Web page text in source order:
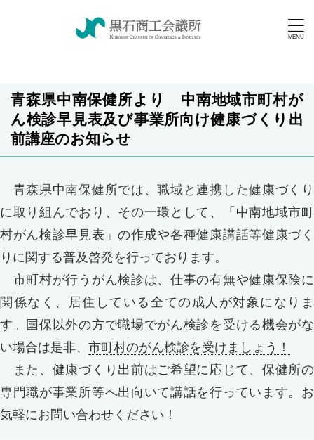
青森県中南保健所より 中南地域市町村が
ん検診早見表及び事業所向け健康づくり出
前講座のお知らせ
青森県中南保健所では、職域と連携した健康づくり
に取り組んでおり、その一環として、「中南地域市町
村がん検診早見表」の作成や各種健康講話等健康づく
りに関する普及啓発を行っております。
市町村が行うがん検診は、仕事の有無や健康保険に
関係なく、居住している全ての成人が対象になりま
す。国保以外の方で職場でがん検診を受ける機会がな
い場合は是非、 市町村のがん検診を受けましょう！
また、健康づくり出前はご希望に応じて、保健所の
専門職が事業所等へ出向いて講話を行っています。お
気軽にお問い合わせください！